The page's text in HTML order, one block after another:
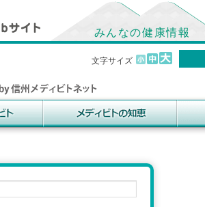
みんなの健康情報
文字サイズ